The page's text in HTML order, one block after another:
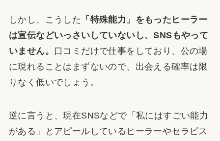
しかし、こうした 「特殊能力」をもったヒーラー
は宣伝などいっさいしていないし、SNSもやって
いません。
口コミだけで仕事をしており、公の場
に現れることはまずないので、出会える確率は限
りなく低いでしょう。
逆に言うと、現在SNSなどで「私にはすごい能力
がある」とアピールしているヒーラーやセラピス